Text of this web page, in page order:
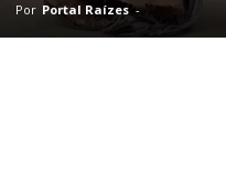
Por Portal Raízes -